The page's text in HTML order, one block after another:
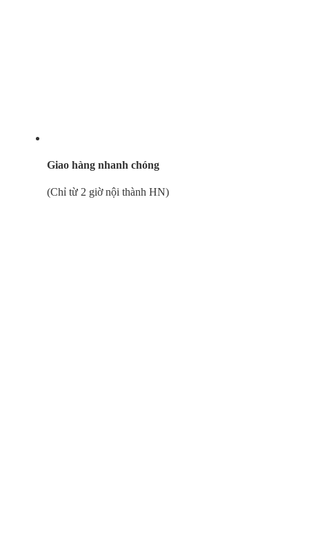
Giao hàng nhanh chóng
(Chỉ từ 2 giờ nội thành HN)